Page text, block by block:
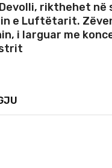
rikthehet në
e Luftëtarit.
i larguar me